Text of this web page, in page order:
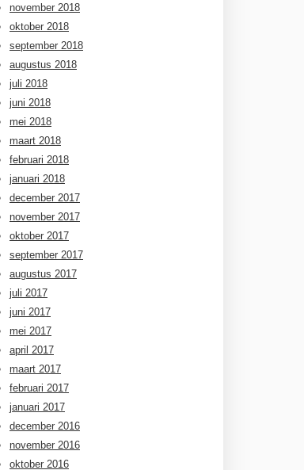
november 2018
oktober 2018
september 2018
augustus 2018
juli 2018
juni 2018
mei 2018
maart 2018
februari 2018
januari 2018
december 2017
november 2017
oktober 2017
september 2017
augustus 2017
juli 2017
juni 2017
mei 2017
april 2017
maart 2017
februari 2017
januari 2017
december 2016
november 2016
oktober 2016